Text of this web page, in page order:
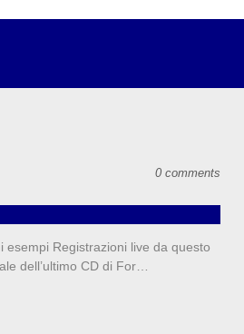
0 comments
Registrazioni live da questo
dell’ultimo CD di For…